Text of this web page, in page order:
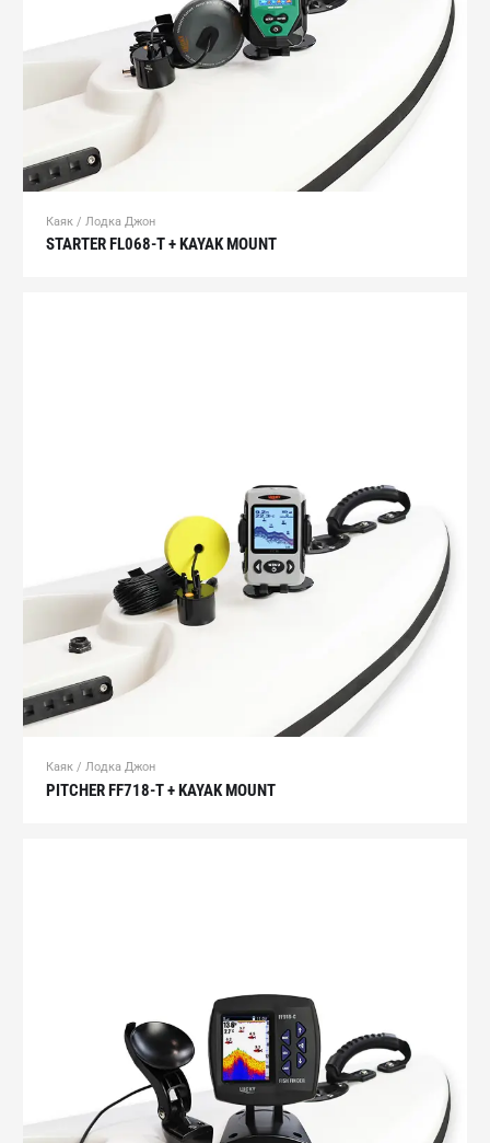
Каяк / Лодка Джон
STARTER FL068-T + KAYAK MOUNT
Каяк / Лодка Джон
PITCHER FF718-T + KAYAK MOUNT